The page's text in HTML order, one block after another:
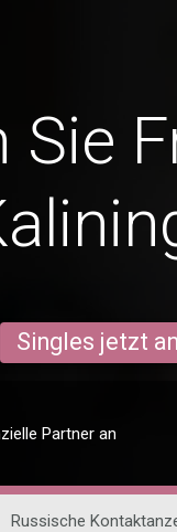
Sie
Singles jetzt
Partner an
Russische